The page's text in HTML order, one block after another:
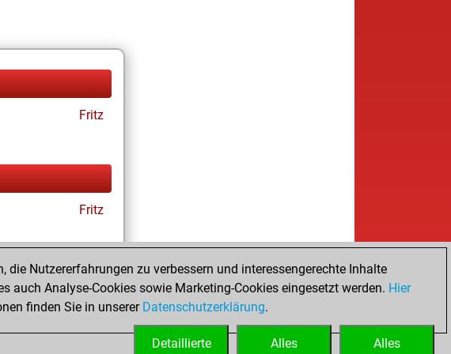
Fritz
Fritz
Fritz
Nutzererfahrungen zu verbessern und interessengerechte Inhalte
Analyse-Cookies sowie Marketing-Cookies eingesetzt werden. Hier
finden Sie in unserer Datenschutzerklärung.
Alles
Alles
Detaillierte